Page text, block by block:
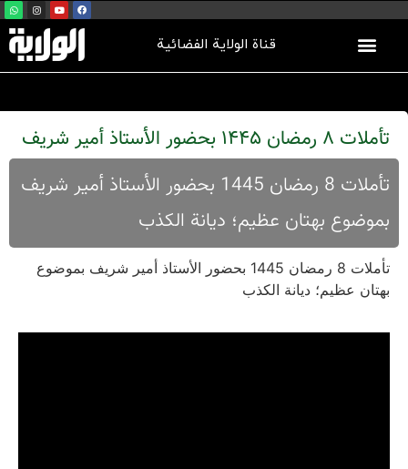
قناة الولاية الفضائية
تأملات 8 رمضان 1445 بحضور الأستاذ أمير شريف
تأملات 8 رمضان 1445 بحضور الأستاذ أمير شريف
بموضوع بهتان عظيم؛ ديانة الكذب
تأملات 8 رمضان 1445 بحضور الأستاذ أمير شريف بموضوع
بهتان عظيم؛ ديانة الكذب